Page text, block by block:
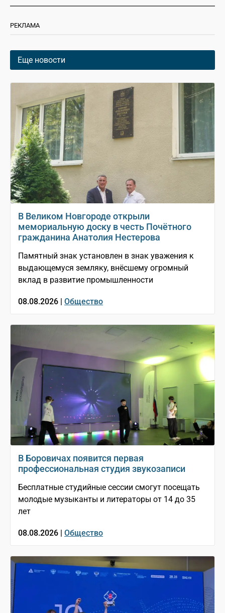
РЕКЛАМА
Еще новости
В Великом Новгороде открыли
мемориальную доску в честь Почётного
гражданина Анатолия Нестерова
Памятный знак установлен в знак уважения к
выдающемуся земляку, внёсшему огромный
вклад в развитие промышленности
08.08.2026 | Общество
В Боровичах появится первая
профессиональная студия звукозаписи
Бесплатные студийные сессии смогут посещать
молодые музыканты и литераторы от 14 до 35
лет
08.08.2026 | Общество